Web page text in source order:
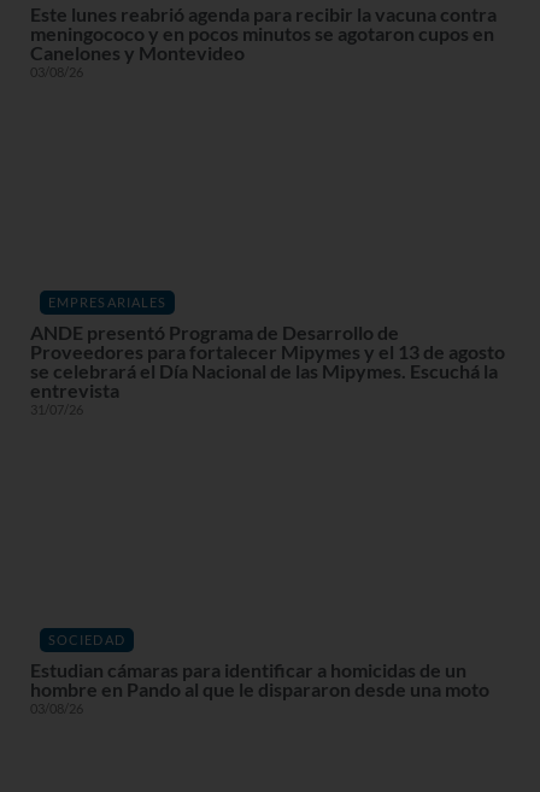
Este lunes reabrió agenda para recibir la vacuna contra
meningococo y en pocos minutos se agotaron cupos en
Canelones y Montevideo
03/08/26
EMPRESARIALES
ANDE presentó Programa de Desarrollo de
Proveedores para fortalecer Mipymes y el 13 de agosto
se celebrará el Día Nacional de las Mipymes. Escuchá la
entrevista
31/07/26
SOCIEDAD
Estudian cámaras para identificar a homicidas de un
hombre en Pando al que le dispararon desde una moto
03/08/26